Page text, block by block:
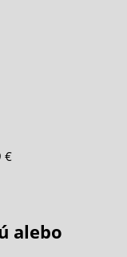
€
alebo